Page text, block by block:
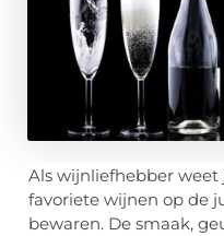
Als wijnliefhebber
favoriete wijnen op de
bewaren. De smaak,